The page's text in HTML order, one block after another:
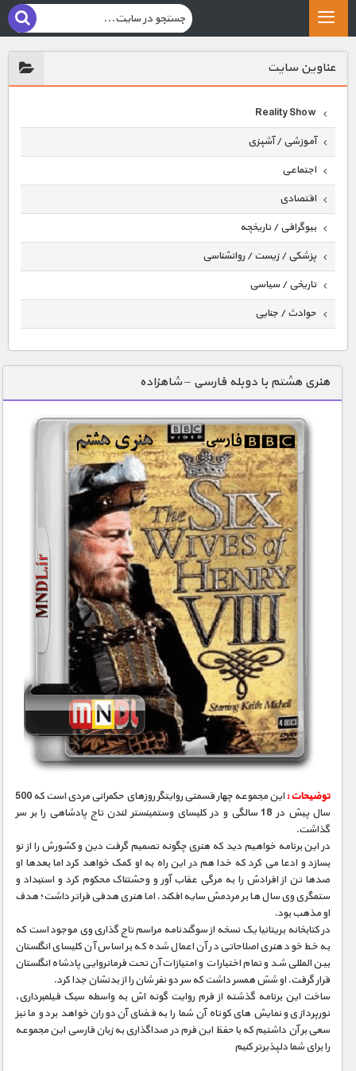
عناوين سايت
Reality Show
آموزشی / آشپزی
اجتماعی
اقتصادی
بیوگرافی / تاریخچه
پزشکی / زیست / روانشناسی
تاریخی / سیاسی
حوادث / جنایی
دنیای خوراکی ها
زمین شناسی / محیط زیست
سازه/ معماری/ مهندسی
سرگرمی
شناخت کودکان
طبیعت
علم و فناوری
فرهنگ / هنر
کیهان / نجوم
گردشگری
ماورایی
مسابقات / ورزشی
مستند های اختصاصی
هنری هشتم با دوبله فارسی – شاهزاده
توضیحات :
این مجموعه چهار قسمتی روایتگر روزهای حکمرانی مردی است که 500
سال پیش در 18 سالگی و در کلیسای وستمینستر لندن تاج پادشاهی را بر سر
گذاشت.
در این برنامه خواهیم دید که هنری چگونه تصمیم گرفت دین و کشورش را از نو
بسازد و ادعا می کرد که خدا هم در این راه به او کمک خواهد کرد اما بعدها او
صدها تن از افرادش را به مرگی عقاب آور و وحشتناک محکوم کرد و استبداد و
ستمگری وی سال ها بر مردمش سایه افکند. اما هنری هدفی فراتر داشت؛ هدف
او مذهب بود.
در کتابخانه بریتانیا یک نسخه از سوگندنامه مراسم تاج گذاری وی موجود است که
به خط خود هنری اصلاحاتی در آن اعمال شده که بر اساس آن کلیسای انگلستان
بین المللی شد و تمام اختیارات و امتیازات آن تحت فرمانروایی پادشاه انگلستان
قرار گرفت. او شش همسر داشت که سر دو نفر شان را از بدنشان جدا کرد.
ساخت این برنامه گذشته از فرم روایت گونه اش به واسطه سبک فیلمبرداری،
نورپردازی و نمایش های کوتاه آن شما را به فضای آن دوران خواهد برد و ما نیز
سعی بر آن داشتیم که با حفظ این فرم در صداگذاری به زبان فارسی این مجموعه
را برای شما دلپذیرتر کنیم